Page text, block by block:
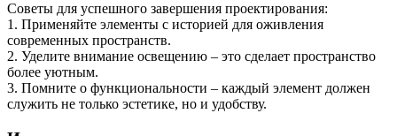
Советы для успешного завершения проектирования:
1. Применяйте элементы с историей для оживления
современных пространств.
2. Уделите внимание освещению – это сделает пространство
более уютным.
3. Помните о функциональности – каждый элемент должен
служить не только эстетике, но и удобству.